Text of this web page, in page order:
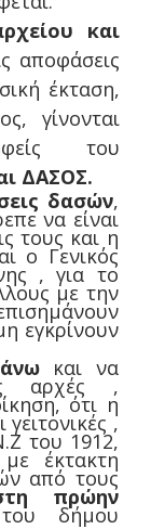
και
αποφάσεις
έκταση,
γίνονται
του
ΔΑΣΟΣ.
δασών,
να είναι
τους και η
ο Γενικός
, για το
με την
εγκρίνουν
και να
αρχές ,
ότι η
,
του 1912,
έκτακτη
από τους
πρώην
δήμου